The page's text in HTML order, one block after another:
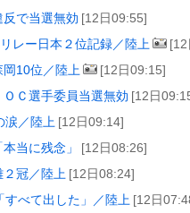
で当選無効 [12日09:55]
レー日本２位記録／陸上
岡10位／陸上 [12日09:15]
Ｃ選手委員当選無効 [12日
涙／陸上 [12日09:14]
当に残念」 [12日08:26]
冠／陸上 [12日08:24]
すべて出した」／陸上 [12日